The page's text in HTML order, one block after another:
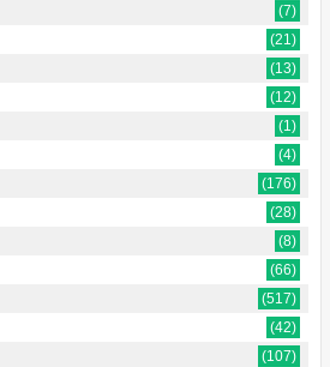
(7)
(21)
(13)
(12)
(1)
(4)
(176)
(28)
(8)
(66)
(517)
(42)
(107)